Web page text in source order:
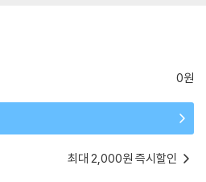
0원
최대 2,000원 즉시할인